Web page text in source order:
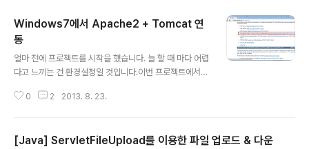
Windows7에서 Apache2 + Tomcat 연
동
얼마 전에 프로젝트를 시작을 했습니다. 늘 할 때 마다 어렵
다고 느끼는 건 환경설정일 것입니다.이번 프로젝트에서는
는 환경설정을 해야만 했습니다. 그래서 제 윈도우 PC에
번 써 보았습니다. 잘 보아 주세요~~~ 우선 Windows용
0 2 2013. 8. 23.
[Java] ServletFileUpload를 이용한 파일 업로드 & 다운